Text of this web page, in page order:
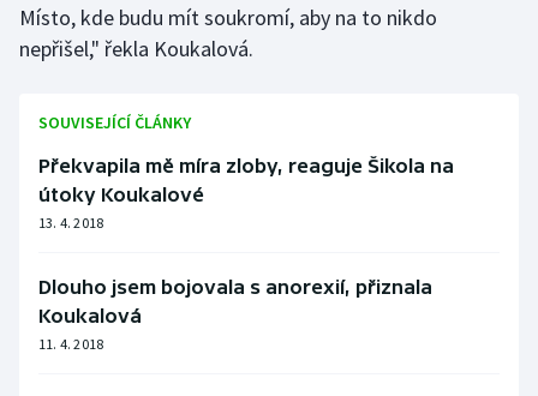
Stolní tenis
Veslování
Vodní slalom
Ostatní
Místo, kde budu mít soukromí, aby na to nikdo
nepřišel," řekla Koukalová.
SOUVISEJÍCÍ ČLÁNKY
Překvapila mě míra zloby, reaguje Šikola na
útoky Koukalové
13. 4. 2018
Dlouho jsem bojovala s anorexií, přiznala
Koukalová
11. 4. 2018